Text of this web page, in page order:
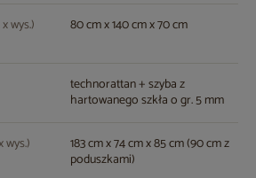
wys.) 80 cm x 140 cm x 70 cm
technorattan + szyba z
hartowanego szkła o gr. 5 mm
wys.) 183 cm x 74 cm x 85 cm (90 cm z
poduszkami)